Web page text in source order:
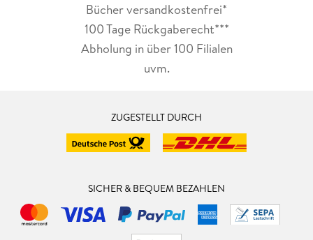
Bücher versandkostenfrei*
100 Tage Rückgaberecht***
Abholung in über 100 Filialen
uvm.
ZUGESTELLT DURCH
SICHER & BEQUEM BEZAHLEN